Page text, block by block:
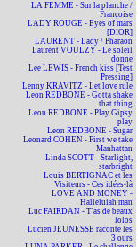
LA FEMME - Sur la planche /
Françoise
LADY ROUGE - Eyes of mars
[DIOR]
LAURENT - Lady / Pharaon
Laurent VOULZY - Le soleil
donne
Lee LEWIS - French kiss [Test
Pressing]
Lenny KRAVITZ - Let love rule
Leon REDBONE - Gotta shake
that thing
Leon REDBONE - Play Gipsy
play
Leon REDBONE - Sugar
Leonard COHEN - First we take
Manhattan
Linda SCOTT - Starlight,
starbright
Louis BERTIGNAC et les
Visiteurs - Ces idées-là
LOVE AND MONEY -
Halleluiah man
Luc FAIRDAN - T'as de beaux
lolos
Lucien JEUNESSE raconte les
3 ours